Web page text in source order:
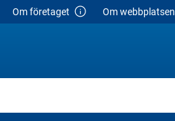
Om företaget Om webbplatsen